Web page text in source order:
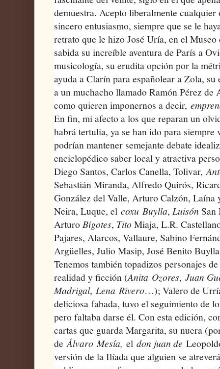
demuestra. Acepto liberalmente
sincero entusiasmo, siempre que se le
retrato que le hizo José Uría, en el
sabida su increíble aventura de París a
musicología, su erudita opción por la
ayuda a Clarín para españolear a Zola,
a un muchacho llamado Ramón Pérez de
como quieren imponernos a decir,
En fin, mi afecto a los que reparan un
habrá tertulia, ya se han ido para siempre
podrían mantener semejante debate
enciclopédico saber local y atractiva
Diego Santos, Carlos Canella, Tolivar,
Sebastián Miranda, Alfredo Quirós,
González del Valle, Arturo Calzón, Laína
Neira, Luque, el coxu Buylla, Luisón
ArturoBigotes, Tito Miaja, L.R.
Pajares, Alarcos, Vallaure, Sabino
Argüelles, Julio Masip, José Benito
Tenemos también topadizos personajes
realidad y ficción (Anita Ozores, Juan
Madrigal, Lena Rivero…); Valero de
deliciosa fabada, tuvo el seguimiento de
pero faltaba darse él. Con esta edición,
cartas que guarda Margarita, su nuera
deÁlvaro Mesía, el don juan de
versión de la Ilíada que alguien se